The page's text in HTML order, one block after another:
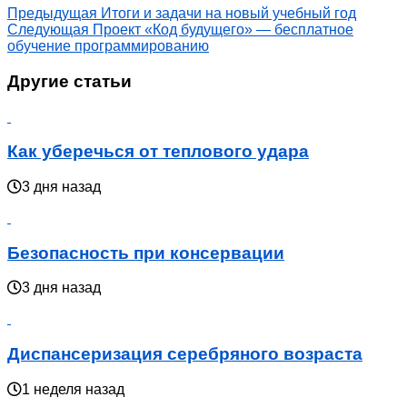
Предыдущая Итоги и задачи на новый учебный год
Следующая Проект «Код будущего» — бесплатное
обучение программированию
Другие статьи
Как уберечься от теплового удара
3 дня назад
Безопасность при консервации
3 дня назад
Диспансеризация серебряного возраста
1 неделя назад